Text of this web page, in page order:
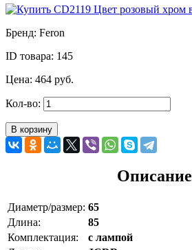
Бренд: Feron
ID товара: 145
Цена: 464 руб.
Кол-во:
В корзину
Описание
Диаметр/размер: 65
Длина:
85
Комплектация:
с лампой